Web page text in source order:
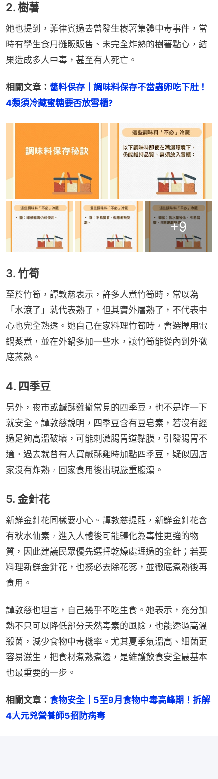
2. 樹薯
她也提到，菲律賓過去曾發生樹薯集體中毒事件，當
時有學生食用攤販販售、未完全炸熟的樹薯點心，結
果造成多人中毒，甚至有人死亡。
相關文章： 醬料保存｜調味料保存不當蟲卵吃下肚！
4類須冷藏蜜糖要否放雪櫃?
+9
3. 竹筍
至於竹筍，譚敦慈表示，許多人煮竹筍時，常以為
「水滾了」就代表熟了，但其實外層熟了，不代表中
心也完全熟透。她自己在家料理竹筍時，會選擇用電
鍋蒸煮，並在外鍋多加一些水，讓竹筍能從內到外徹
底蒸熟。
4. 四季豆
另外，夜市或鹹酥雞攤常見的四季豆，也不是炸一下
就安全。譚敦慈說明，四季豆含有豆皂素，若沒有經
過足夠高溫破壞，可能刺激腸胃道黏膜，引發腸胃不
適。過去就曾有人買鹹酥雞時加點四季豆，疑似因店
家沒有炸熟，回家食用後出現嚴重腹瀉。
5. 金針花
新鮮金針花同樣要小心。譚敦慈提醒，新鮮金針花含
有秋水仙素，進入人體後可能轉化為毒性更強的物
質，因此建議民眾優先選擇乾燥處理過的金針；若要
料理新鮮金針花，也務必去除花蕊，並徹底煮熟後再
食用。
譚敦慈也坦言，自己幾乎不吃生食。她表示，充分加
熱不只可以降低部分天然毒素的風險，也能透過高溫
殺菌，減少食物中毒機率。尤其夏季氣溫高、細菌更
容易滋生，把食材煮熟煮透，是維護飲食安全最基本
也最重要的一步。
相關文章： 食物安全｜5至9月食物中毒高峰期！拆解
4大元兇營養師5招防病毒